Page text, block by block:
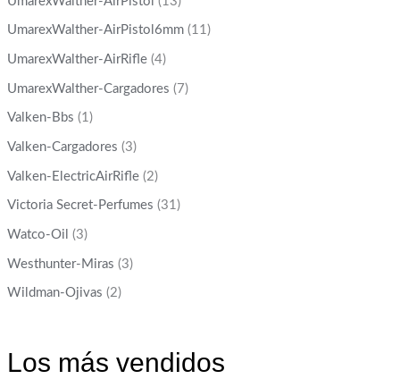
UmarexWalther-AirPistol6mm (11)
UmarexWalther-AirRifle (4)
UmarexWalther-Cargadores (7)
Valken-Bbs (1)
Valken-Cargadores (3)
Valken-ElectricAirRifle (2)
Victoria Secret-Perfumes (31)
Watco-Oil (3)
Westhunter-Miras (3)
Wildman-Ojivas (2)
Los más vendidos